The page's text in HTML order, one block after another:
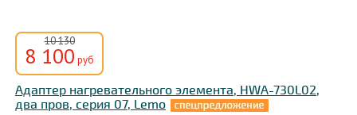
10 130
8 100 руб
Адаптер нагревательного элемента, HWA-730L02,
два пров, серия 07, Lemo